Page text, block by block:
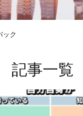
ック
記事一覧